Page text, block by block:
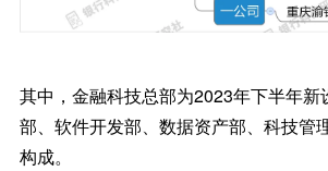
其中，金融科技总部为2023年下半年新
部、软件开发部、数据资产部、科技管
构成。